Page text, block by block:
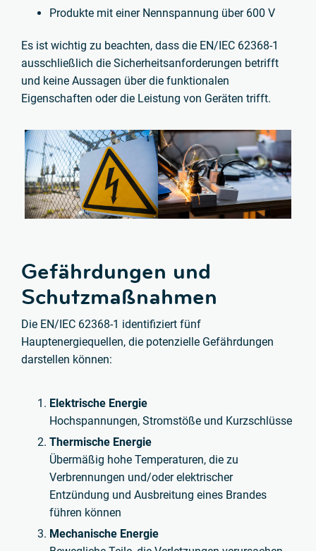
Produkte mit einer Nennspannung über 600 V
Es ist wichtig zu beachten, dass die EN/IEC 62368-1
ausschließlich die Sicherheitsanforderungen betrifft
und keine Aussagen über die funktionalen
Eigenschaften oder die Leistung von Geräten trifft.
Gefährdungen und
Schutzmaßnahmen
Die EN/IEC 62368-1 identifiziert fünf
Hauptenergiequellen, die potenzielle Gefährdungen
darstellen können:
Elektrische Energie
Hochspannungen, Stromstöße und Kurzschlüsse
Thermische Energie
Übermäßig hohe Temperaturen, die zu
Verbrennungen und/oder elektrischer
Entzündung und Ausbreitung eines Brandes
führen können
Mechanische Energie